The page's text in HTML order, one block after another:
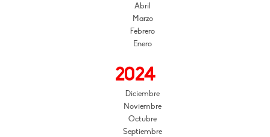
Abril
Marzo
Febrero
Enero
2024
Diciembre
Noviembre
Octubre
Septiembre